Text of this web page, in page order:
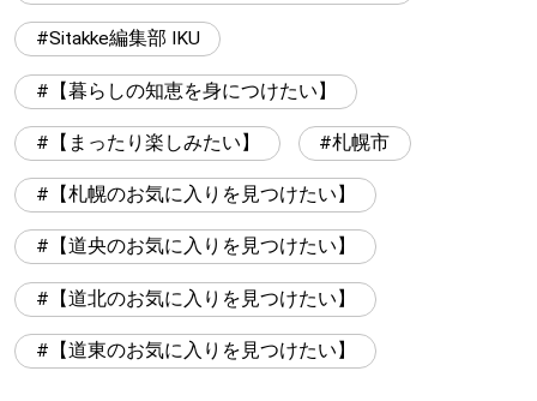
Sitakke編集部 IKU
【暮らしの知恵を身につけたい】
【まったり楽しみたい】 札幌市
【札幌のお気に入りを見つけたい】
【道央のお気に入りを見つけたい】
【道北のお気に入りを見つけたい】
【道東のお気に入りを見つけたい】